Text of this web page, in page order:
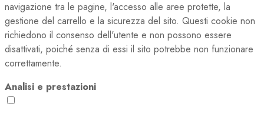
navigazione tra le pagine, l'accesso alle aree protette, la
gestione del carrello e la sicurezza del sito. Questi cookie non
richiedono il consenso dell'utente e non possono essere
disattivati, poiché senza di essi il sito potrebbe non funzionare
correttamente.
Analisi e prestazioni